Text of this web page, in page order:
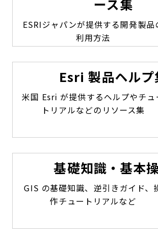
ース集
ESRIジャパンが提供する開発製品
利用方法
Esri 製品ヘルプ
米国 Esri が提供するヘルプやチュ
トリアルなどのリソース集
基礎知識・基本
GIS の基礎知識、逆引きガイド、
作チュートリアルなど